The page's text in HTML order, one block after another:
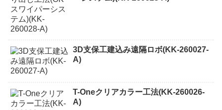
3D支保工建込み遠隔ロボ(KK-260027-
A)
T-Oneクリアカラー工法(KK-260026-
A)